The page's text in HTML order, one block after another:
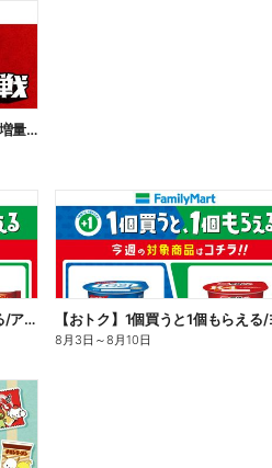
【おトク】お値段そのまま!45%増量作戦!
【おトク】1個買うと1個もらえる/アイス
8月3日 ～8月10日